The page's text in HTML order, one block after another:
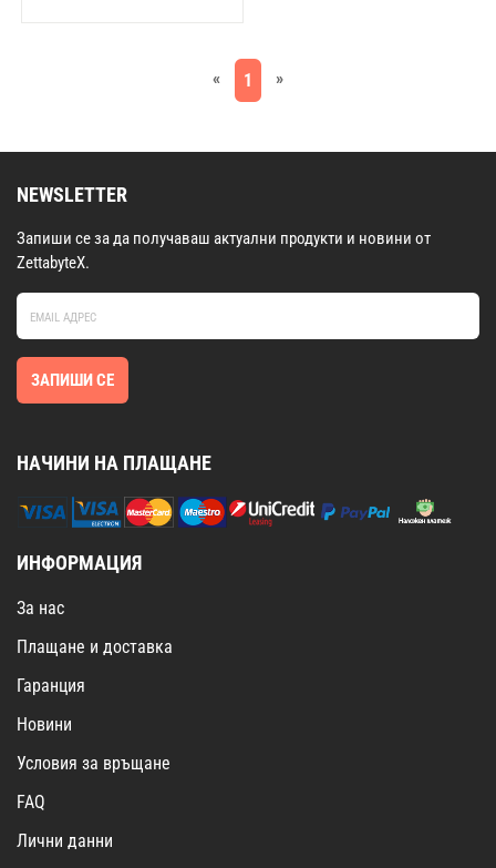
« 1 »
NEWSLETTER
Запиши се за да получаваш актуални продукти и новини от
ZettabyteX.
ЗАПИШИ СЕ
НАЧИНИ НА ПЛАЩАНЕ
ИНФОРМАЦИЯ
За нас
Плащане и доставка
Гаранция
Новини
Условия за връщане
FAQ
Лични данни